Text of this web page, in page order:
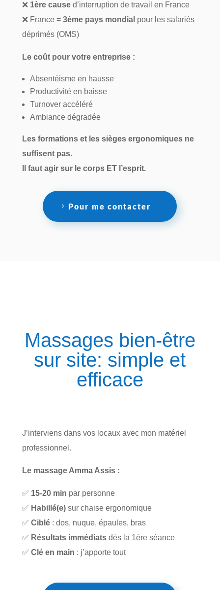
❌ 1ère caused’interruption de travail en France
❌ France = 3ème pays mondial pour les salariés
déprimés (OMS)
Le coût pour votre entreprise :
Absentéisme en hausse
Productivité en baisse
Turnover accéléré
Ambiance dégradée
Les formations et les sièges ergonomiques ne
suffisent pas.
Il faut agir sur le corps ET l’esprit.
Pour me contacter
Massages bien-être
sur site: simple et
efficace
J’interviens dans vos locaux avec mon matériel
professionnel.
Le massage Amma Assis :
✅ 15-20 min par personne
✅ Habillé(e)sur chaise ergonomique
✅ Ciblé: dos, nuque, épaules, bras
✅ Résultats immédiatsdès la 1ère séance
✅ Clé en main : j’apporte tout